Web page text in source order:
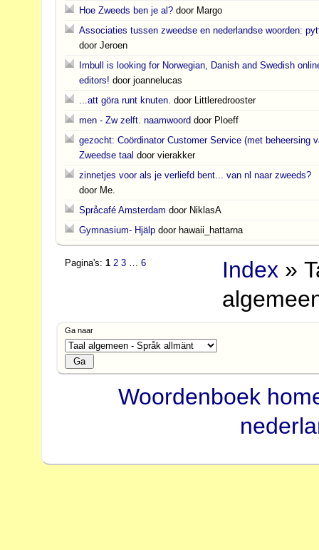
Hoe Zweeds ben je al? door Margo
Associaties tussen zweedse en nederlandse woorden:
door Jeroen
Imbull is looking for Norwegian, Danish and Swedish
editors! door joannelucas
...att göra runt knuten. door Littleredrooster
men - Zw zelft. naamwoord door Ploeff
gezocht: Coördinator Customer Service (met beheersing
Zweedse taal door vierakker
zinnetjes voor als je verliefd bent... van nl naar zweeds?
door Me.
Språcafé Amsterdam door NiklasA
Gymnasium- Hjälp door hawaii_hattarna
Pagina's:1 2 3 …6 Index »
Ga naar
Woordenboek